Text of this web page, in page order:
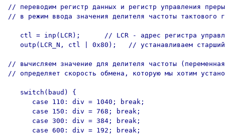
// переводим регистр данных и регистр управления
// в режим ввода значения делителя частоты тактового
ctl = inp(LCR);      // LCR - адрес регистра
outp(LCR_N, ctl | 0x80);   // устанавливаем
// вычисляем значение для делителя частоты
// определяет скорость обмена, которую мы хотим
   switch(baud) {
      case 110: div = 1040; break;
      case 150: div = 768; break;
      case 300: div = 384; break;
      case 600: div = 192; break;